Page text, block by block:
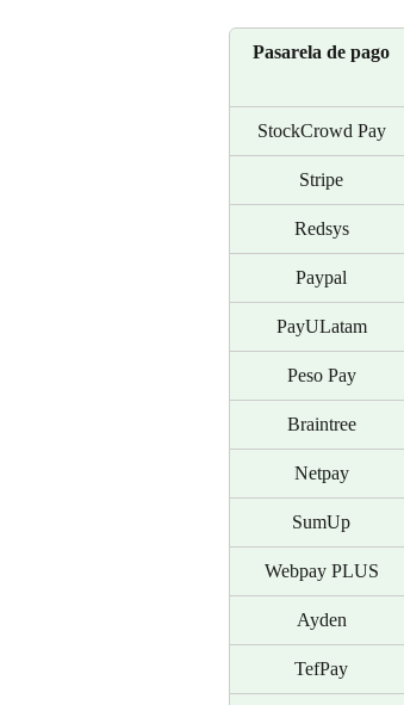
Pasarela de pago
StockCrowd Pay
Stripe
Redsys
Paypal
PayULatam
Peso Pay
Braintree
Netpay
SumUp
Webpay PLUS
Ayden
TefPay